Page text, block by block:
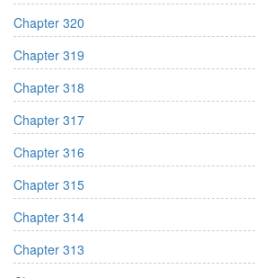
Chapter 320
Chapter 319
Chapter 318
Chapter 317
Chapter 316
Chapter 315
Chapter 314
Chapter 313